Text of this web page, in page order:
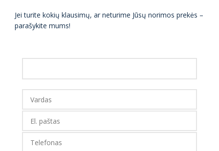
Jei turite kokių klausimų, ar neturime Jūsų norimos prekės –
parašykite mums!